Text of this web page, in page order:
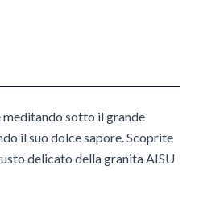
sotto il grande
il suo dolce sapore. Scoprite
delicato della granita AISU